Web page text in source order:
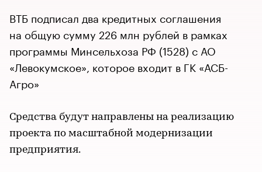
ВТБ подписал два кредитных соглашения
на общую сумму 226 млн рублей в рамках
программы Минсельхоза РФ (1528) с АО
«Левокумское», которое входит в ГК «АСБ-
Агро»
Средства будут направлены на реализацию
проекта по масштабной модернизации
предприятия.